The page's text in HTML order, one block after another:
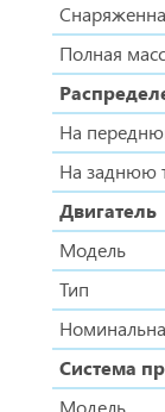
Полная
На
На заднюю
Двигатель
Модель
Тип
Система